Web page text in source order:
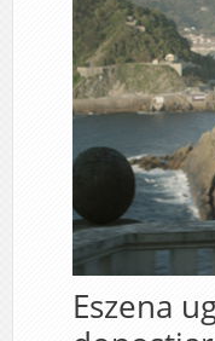
Eszena